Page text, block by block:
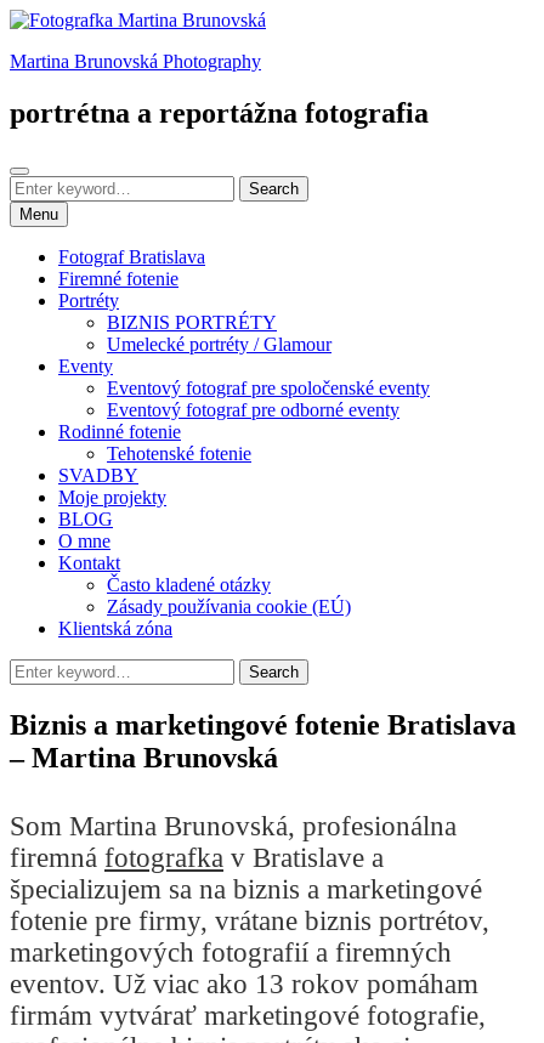
Martina Brunovská Photography
portrétna a reportážna fotografia
Search
Menu
Fotograf Bratislava
Firemné fotenie
Portréty
BIZNIS PORTRÉTY
Umelecké portréty / Glamour
Eventy
Eventový fotograf pre spoločenské eventy
Eventový fotograf pre odborné eventy
Rodinné fotenie
Tehotenské fotenie
SVADBY
Moje projekty
BLOG
O mne
Kontakt
Často kladené otázky
Zásady používania cookie (EÚ)
Klientská zóna
Search
Biznis a marketingové fotenie Bratislava
– Martina Brunovská
Som Martina Brunovská, profesionálna
firemná fotografka v Bratislave a
špecializujem sa na biznis a marketingové
fotenie pre firmy, vrátane biznis portrétov,
marketingových fotografií a firemných
eventov. Už viac ako 13 rokov pomáham
firmám vytvárať marketingové fotografie,